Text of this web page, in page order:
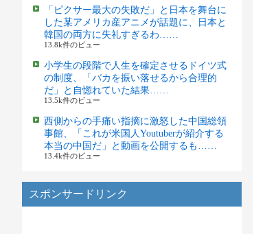
「ピクサー最大の失敗だ」と日本を舞台に
した某アメリカ産アニメが話題に、日本と
韓国の両方に失礼すぎるわ……
13.8k件のビュー
小学生の段階で人生を確定させるドイツ式
の制度、「バカを振い落せるから合理的
だ」と自惚れていた結果……
13.5k件のビュー
西側からの手痛い指摘に激怒した中国総領
事館、「これが米国人Youtuberが紹介する
本当の中国だ」と動画を公開するも……
13.4k件のビュー
スポンサードリンク